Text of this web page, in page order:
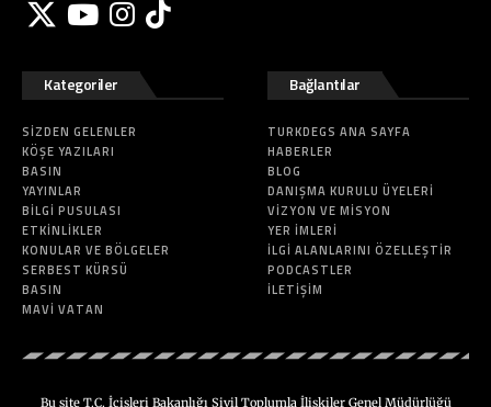
Kategoriler
SIZDEN GELENLER
KÖŞE YAZILARI
BASIN
YAYINLAR
BILGI PUSULASI
ETKINLIKLER
KONULAR VE BÖLGELER
SERBEST KÜRSÜ
BASIN
MAVI VATAN
Bağlantılar
TURKDEGS ANA SAYFA
HABERLER
BLOG
DANIŞMA KURULU ÜYELERI
VIZYON VE MISYON
YER İMLERI
İLGI ALANLARINI ÖZELLEŞTIR
PODCASTLER
İLETIŞIM
Bu site T.C. İçişleri Bakanlığı Sivil Toplumla İlişkiler Genel Müdürlüğü